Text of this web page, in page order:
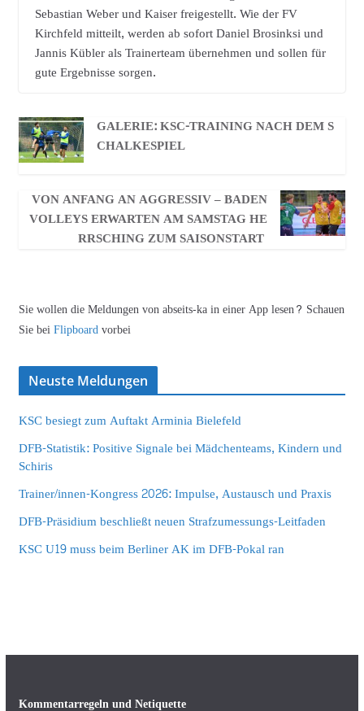
Sebastian Weber und Kaiser freigestellt. Wie der FV
Kirchfeld mitteilt, werden ab sofort Daniel Brosinksi und
Jannis Kübler als Trainerteam übernehmen und sollen für
gute Ergebnisse sorgen.
GALERIE: KSC-TRAINING NACH DEM S
CHALKESPIEL
VON ANFANG AN AGGRESSIV – BADEN
VOLLEYS ERWARTEN AM SAMSTAG HE
RRSCHING ZUM SAISONSTART
Sie wollen die Meldungen von abseits-ka in einer App lesen? Schauen
Sie beiFlipboardvorbei
Neuste Meldungen
KSC besiegt zum Auftakt Arminia Bielefeld
DFB-Statistik: Positive Signale bei Mädchenteams, Kindern und
Schiris
Trainer/innen-Kongress 2026: Impulse, Austausch und Praxis
DFB-Präsidium beschließt neuen Strafzumessungs-Leitfaden
KSC U19 muss beim Berliner AK im DFB-Pokal ran
Kommentarregeln und Netiquette